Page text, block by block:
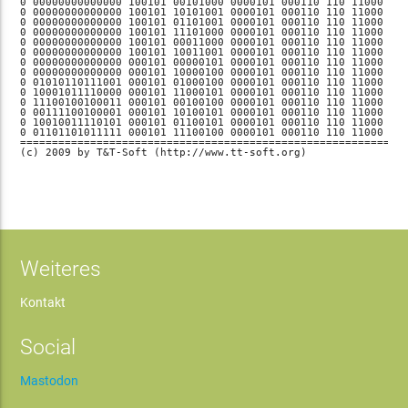
0 00000000000000 100101 10101001 0000101 000110 110
0 00000000000000 100101 01101001 0000101 000110 110
0 00000000000000 100101 11101000 0000101 000110 110
0 00000000000000 100101 00011000 0000101 000110 110
0 00000000000000 100101 10011001 0000101 000110 110
0 00000000000000 000101 00000101 0000101 000110 110
0 00000000000000 000101 10000100 0000101 000110 110
0 01010110111001 000101 01000100 0000101 000110 110
0 10001011110000 000101 11000101 0000101 000110 110
0 11100100100011 000101 00100100 0000101 000110 110
0 00111100100001 000101 10100101 0000101 000110 110
0 10010011110101 000101 01100101 0000101 000110 110
0 01101101011111 000101 11100100 0000101 000110 110
(c) 2009 by T&T-Soft (http://www.tt-soft.org)
Weiteres
Kontakt
Social
Mastodon